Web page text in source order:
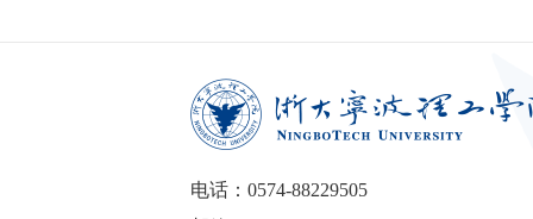
电话：0574-88229505